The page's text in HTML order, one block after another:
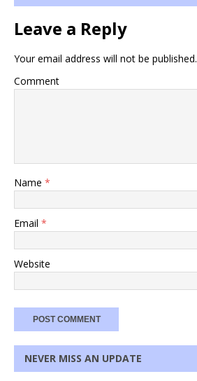
Leave a Reply
Your email address will not be published.
Comment
Name *
Email *
Website
NEVER MISS AN UPDATE